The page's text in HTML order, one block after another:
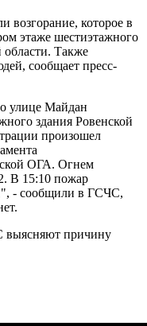
возгорание, которое в
этаже шестиэтажного
области. Также
сообщает пресс-
улице Майдан
здания Ровенской
произошел
ОГА. Огнем
В 15:10 пожар
- сообщили в ГСЧС,
выясняют причину